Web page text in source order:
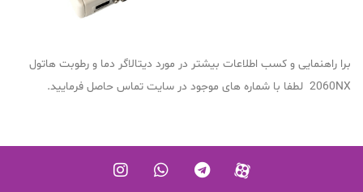
برا راهنمایی و کسب اطلاعات بیشتر در مورد دیتالاگر دما و رطوبت هاتول
2060NX لطفا با شماره های موجود در سایت تماس حاصل فرمایید.